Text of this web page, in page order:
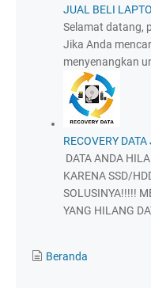
JUAL BELI
Selamat datang,
Jika Anda
menyenangkan
RECOVERY
DATA ANDA
KARENA SSD/
SOLUSINYA!!!!!
YANG HILANG
Beranda